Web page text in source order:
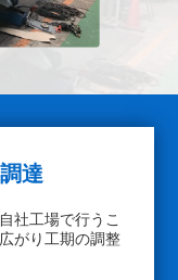
達
社工場で行うこ
がり工期の調整